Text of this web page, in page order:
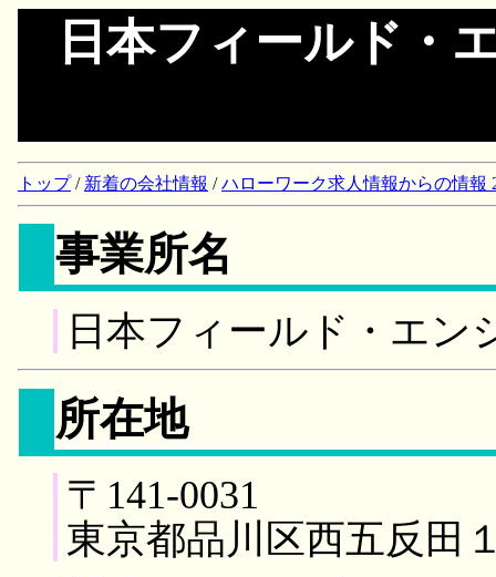
日本フィールド・
トップ/ 新着の会社情報 /ハローワーク求人情報からの情報
事業所名
日本フィールド・エ
所在地
〒141-0031
東京都品川区西五反田